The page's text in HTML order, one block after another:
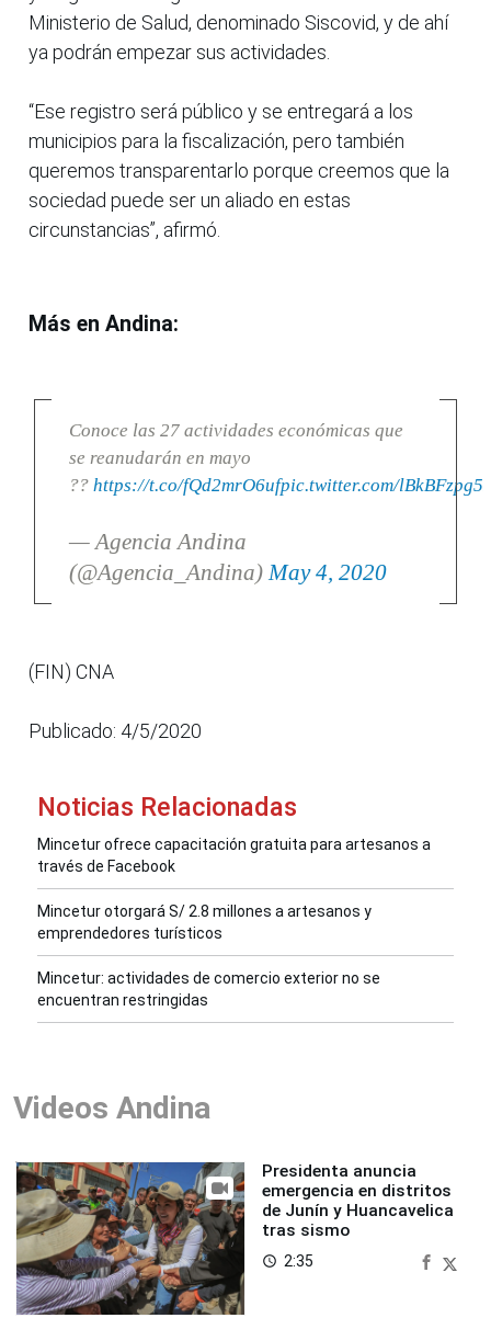
Ministerio de Salud, denominado Siscovid, y de ahí
ya podrán empezar sus actividades.
“Ese registro será público y se entregará a los
municipios para la fiscalización, pero también
queremos transparentarlo porque creemos que la
sociedad puede ser un aliado en estas
circunstancias”, afirmó.
Más en Andina:
Conoce las 27 actividades económicas que
se reanudarán en mayo
?? https://t.co/fQd2mrO6ufpic.twitter.com/
— Agencia Andina
(@Agencia_Andina) May 4, 2020
(FIN) CNA
Publicado: 4/5/2020
Noticias Relacionadas
Mincetur ofrece capacitación gratuita para artesanos a
través de Facebook
Mincetur otorgará S/ 2.8 millones a artesanos y
emprendedores turísticos
Mincetur: actividades de comercio exterior no se
encuentran restringidas
Videos Andina
Presidenta anuncia
emergencia en distritos
de Junín y Huancavelica
tras sismo
access_time 2:35